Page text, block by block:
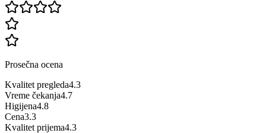
Prosečna ocena
Kvalitet pregleda4.3
Vreme čekanja4.7
Higijena4.8
Cena3.3
Kvalitet prijema4.3